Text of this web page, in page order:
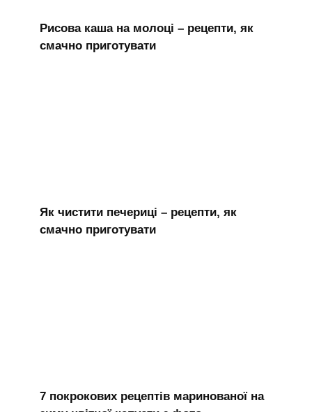
Рисова каша на молоці – рецепти, як
смачно приготувати
Як чистити печериці – рецепти, як
смачно приготувати
7 покрокових рецептів маринованої на